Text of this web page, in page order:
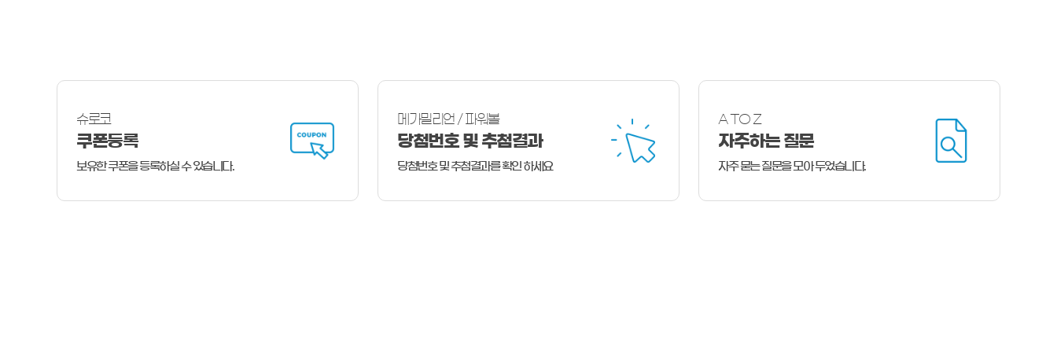
빠른
안내
슈로코
쿠폰등록
보유한 쿠폰을 등록하실 수 있습니다.
메가밀리언 / 파워볼
당첨번호 및 추첨결과
당첨번호 및 추첨결과를 확인 하세요
A TO Z
자주하는 질문
자주 묻는 질문을 모아 두었습니다.